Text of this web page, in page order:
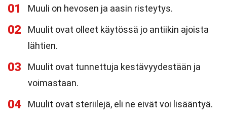
01 Muuli on hevosen ja aasin risteytys.
02
Muulit ovat olleet käytössä jo antiikin ajoista
lähtien.
03
Muulit ovat tunnettuja kestävyydestään ja
voimastaan.
04 Muulit ovat steriilejä, eli ne eivät voi lisääntyä.